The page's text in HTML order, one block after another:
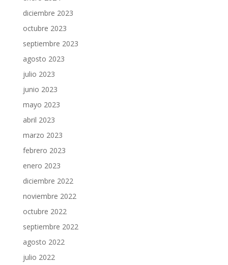
diciembre 2023
octubre 2023
septiembre 2023
agosto 2023
julio 2023
junio 2023
mayo 2023
abril 2023
marzo 2023
febrero 2023
enero 2023
diciembre 2022
noviembre 2022
octubre 2022
septiembre 2022
agosto 2022
julio 2022